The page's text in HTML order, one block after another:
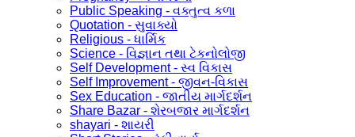
Public Speaking - વક્તુત્વ કળા
Quotation - સુવાક્યો
Religious - ધાર્મિક
Science - વિજ્ઞાન તથા ટેકનોલોજી
Self Development - સ્વ વિકાસ
Self Improvement - જીવન-વિકાસ
Sex Education - જાતીય માર્ગદર્શન
Share Bazar - શેરબજાર માર્ગદર્શન
shayari - શાયરી